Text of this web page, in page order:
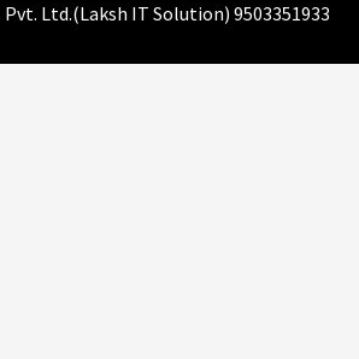
Ltd.(Laksh IT Solution) 9503351933